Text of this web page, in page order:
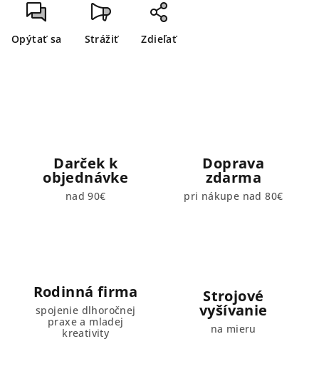
Opýtať sa Strážiť Zdieľať
Darček k
objednávke
nad 90€
Doprava
zdarma
pri nákupe nad 80€
Rodinná firma
spojenie dlhoročnej
praxe a mladej
kreativity
Strojové
vyšívanie
na mieru